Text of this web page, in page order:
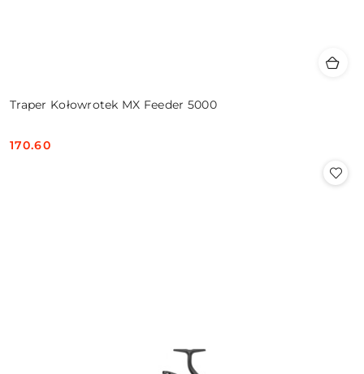
Traper Kołowrotek MX Feeder 5000
Cena:
170.60